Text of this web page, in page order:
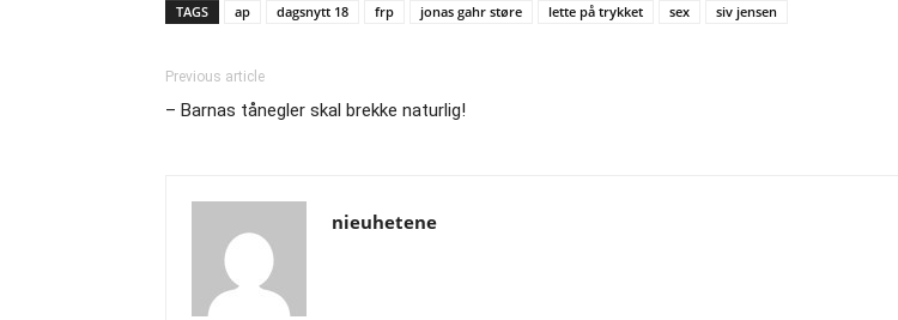
TAGS ap dagsnytt 18 frp jonas gahr støre lette på trykket sex siv jensen
Previous article
– Barnas tånegler skal brekke naturlig!
nieuhetene